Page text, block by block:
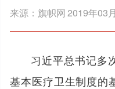
来源：旗帜网2019年03
习近平总书记多
基本医疗卫生制度的